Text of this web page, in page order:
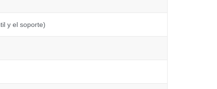
y el soporte)